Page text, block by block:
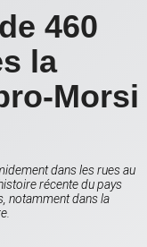
460
la
Morsi
dans les rues au
récente du pays
notamment dans la